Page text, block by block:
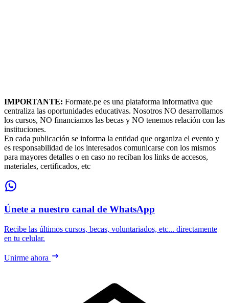
IMPORTANTE: Formate.pe es una plataforma informativa que
centraliza las oportunidades educativas. Nosotros NO desarrollamos
los cursos, NO financiamos las becas y NO tenemos relación con las
instituciones.
En cada publicación se informa la entidad que organiza el evento y
es responsabilidad de los interesados comunicarse con los mismos
para mayores detalles o en caso no reciban los links de accesos,
materiales, certificados, etc
Únete a nuestro canal de WhatsApp
Recibe las últimos cursos, becas, voluntariados, etc... directamente
en tu celular.
Unirme ahora